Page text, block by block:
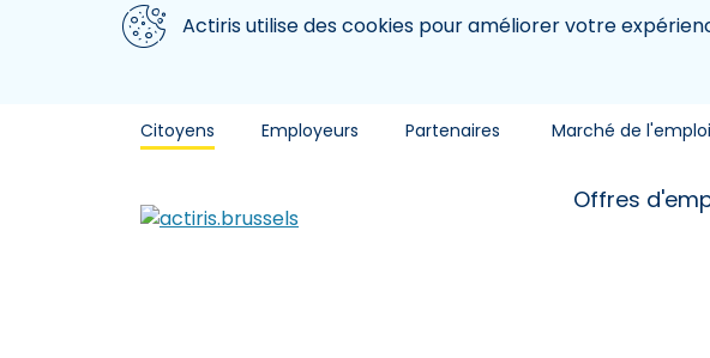
Aller au contenu principal
Nous utilisons des cookiesActiris utilise des cookies pour améliorer votre
Citoyens Employeurs Partenaires Marché de l'emploi
Offres